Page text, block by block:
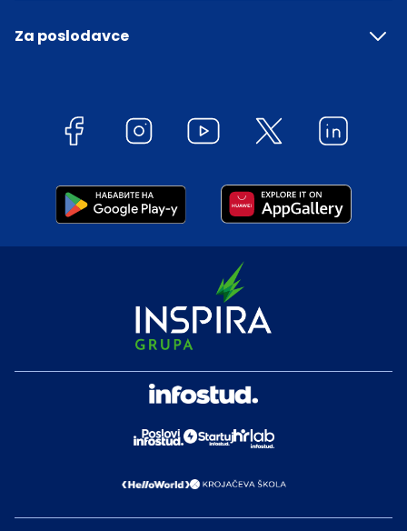
Za poslodavce